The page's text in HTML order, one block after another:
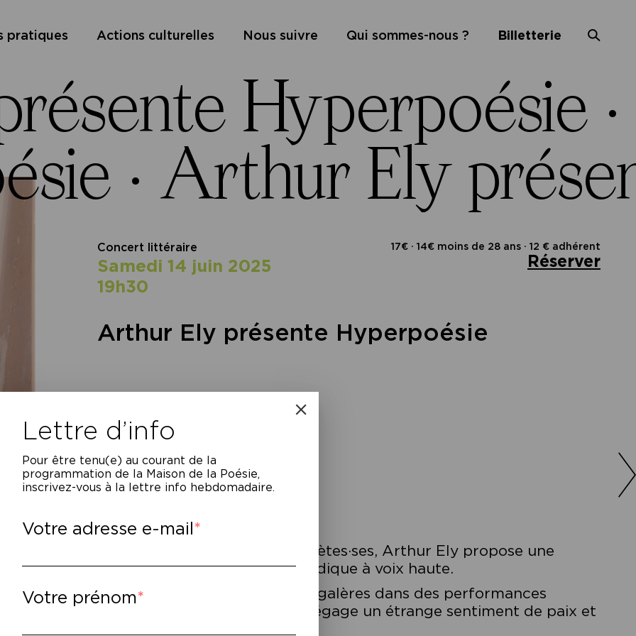
pratiques Actions culturelles Nous suivre Qui sommes-nous ? Billetterie
Hyperpoésie ·
· Arthur Ely
17€ · 14€ moins de 28 ans · 12 € adhérent
Réserver
Concert littéraire
samedi 14 juin 2025
19h30
Arthur Ely présente Hyperpoésie
le sillon d’une nouvelle génération de poètes·ses, Arthur Ely propose une
viscérale et impertinente qui se revendique à voix haute.
le deuil, l’amour, la nourriture et les galères dans des performances
entre rap, chanson et poésie. S’en dégage un étrange sentiment de paix et
résilience heureuse.
Lettre d’info
Pour être tenu(e) au courant de la
programmation de la Maison de la Poésie,
inscrivez-vous à la lettre info hebdomadaire.
Votre adresse e-mail
Votre prénom